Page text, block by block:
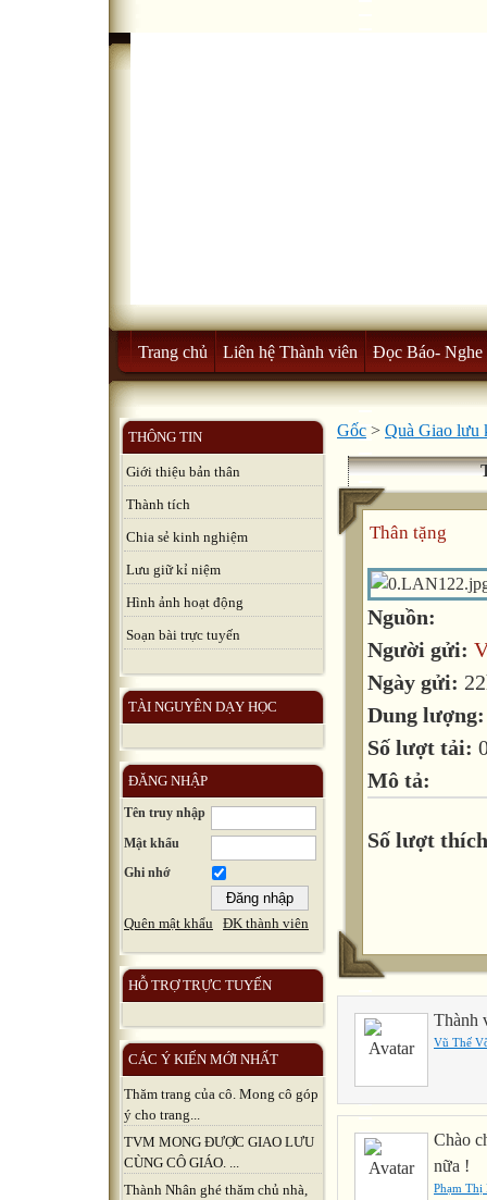
Trang chủ Liên hệ Thành viên Đọc Báo- Nghe
THÔNG TIN
Giới thiệu bản thân
Thành tích
Chia sẻ kinh nghiệm
Lưu giữ kỉ niệm
Hình ảnh hoạt động
Soạn bài trực tuyến
TÀI NGUYÊN DẠY HỌC
ĐĂNG NHẬP
Tên truy nhập
Mật khẩu
Ghi nhớ
Quên mật khẩu ĐK thành viên
HỖ TRỢ TRỰC TUYẾN
CÁC Ý KIẾN MỚI NHẤT
Thăm trang của cô. Mong cô góp
ý cho trang...
TVM MONG ĐƯỢC GIAO LƯU
CÙNG CÔ GIÁO. ...
Thành Nhân ghé thăm chủ nhà,
Gốc > Quà Giao lưu
Thân tặng
Nguồn:
Người gửi:
Ngày gửi:
Dung
Số lượt tải:
Mô tả:
Số lượt
Thành
Vũ Thế
Chào
nữa !
Phạm Thị